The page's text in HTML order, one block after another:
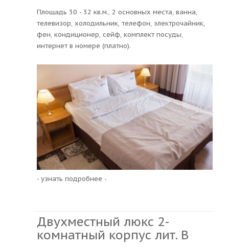
Площадь 30 - 32 кв.м., 2 основных места, ванна,
телевизор, холодильник, телефон, электрочайник,
фен, кондиционер, сейф, комплект посуды,
интернет в номере (платно).
- узнать подробнее -
Двухместный люкс 2-
комнатный корпус лит. В